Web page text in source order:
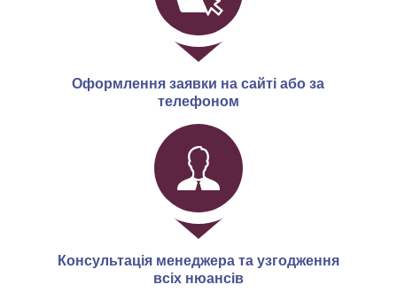
Оформлення заявки на сайті або за
телефоном
Консультація менеджера та узгодження
всіх нюансів